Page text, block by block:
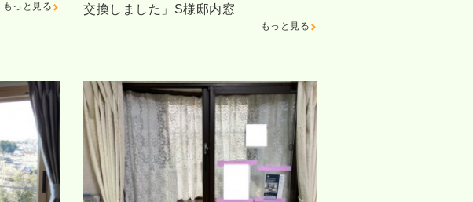
もっと見る
交換しました」S様邸内窓
もっと見る